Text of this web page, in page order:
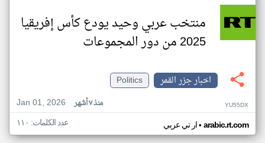
منتخب عربي وحيد يودع كأس إفريقيا
2025 من دور المجموعات
اخبار جزر القمر
Politics
Jan 01, 2026
منذ ٧ أشهر YU55DX
ار تي عربي• arabic.rt.com عدد الكلمات: ١١٠